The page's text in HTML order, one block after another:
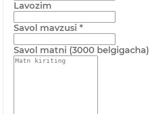
Lavozim
Savol mavzusi *
Savol matni (3000 belgigacha)